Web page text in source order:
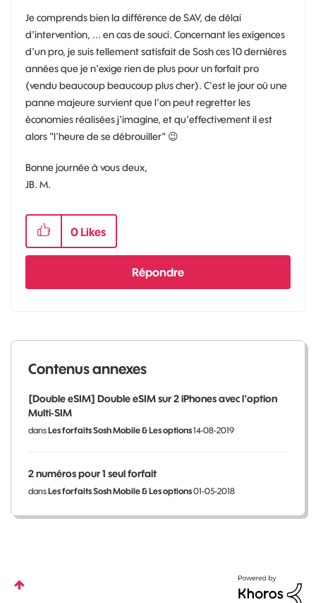
Je comprends bien la différence de SAV, de délai
d'intervention, ... en cas de souci. Concernant les exigences
d'un pro, je suis tellement satisfait de Sosh ces 10 dernières
années que je n'exige rien de plus pour un forfait pro
(vendu beaucoup beaucoup plus cher). C'est le jour où une
panne majeure survient que l'on peut regretter les
économies réalisées j'imagine, et qu'effectivement il est
alors "l'heure de se débrouiller" 😉
Bonne journée à vous deux,
JB. M.
0 Likes
Répondre
Contenus annexes
[Double eSIM] Double eSIM sur 2 iPhones avec l'option
Multi-SIM
dansLes forfaits Sosh Mobile & Les options14-08-2019
2 numéros pour 1 seul forfait
dansLes forfaits Sosh Mobile & Les options01-05-2018